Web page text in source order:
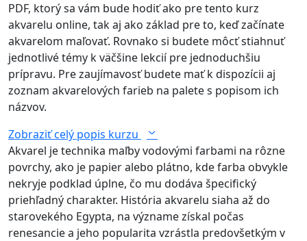
PDF, ktorý sa vám bude hodiť ako pre tento kurz
akvarelu online, tak aj ako základ pre to, keď začínate
akvarelom maľovať. Rovnako si budete môcť stiahnuť
jednotlivé témy k väčšine lekcií pre jednoduchšiu
prípravu. Pre zaujímavosť budete mať k dispozícii aj
zoznam akvarelových farieb na palete s popisom ich
názvov.
Zobraziť celý popis kurzu
Akvarel je technika maľby vodovými farbami na rôzne
povrchy, ako je papier alebo plátno, kde farba obvykle
nekryje podklad úplne, čo mu dodáva špecifický
priehľadný charakter. História akvarelu siaha až do
starovekého Egypta, na význame získal počas
renesancie a jeho popularita vzrástla predovšetkým v